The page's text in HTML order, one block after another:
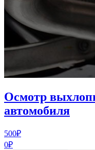
Осмотр
автомобиля
500₽
0₽